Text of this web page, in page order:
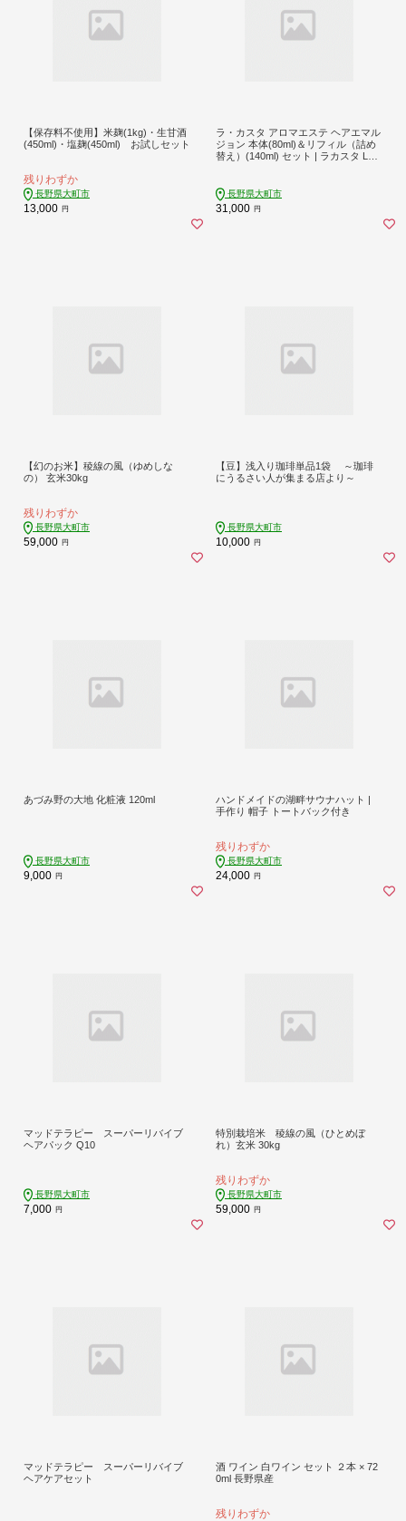
【保存料不使用】米麹(1kg)・生甘酒
(450ml)・塩麹(450ml) お試しセット
残りわずか
長野県大町市
13,000 円
ラ・カスタ アロマエステ ヘアエマル
ジョン 本体(80ml)＆リフィル（詰め
替え）(140ml) セット | ラカスタ La
長野県大町市
31,000 円
【幻のお米】稜線の風（ゆめしな
の） 玄米30kg
残りわずか
長野県大町市
59,000 円
【豆】浅入り珈琲単品1袋 ～珈琲
にうるさい人が集まる店より～
長野県大町市
10,000 円
あづみ野の大地 化粧液 120ml
長野県大町市
9,000 円
ハンドメイドの湖畔サウナハット |
手作り 帽子 トートバック付き
残りわずか
長野県大町市
24,000 円
マッドテラピー スーパーリバイブ
ヘアパック Q10
長野県大町市
7,000 円
特別栽培米 稜線の風（ひとめぼ
れ）玄米 30kg
残りわずか
長野県大町市
59,000 円
マッドテラピー スーパーリバイブ
ヘアケアセット
酒 ワイン 白ワイン セット ２本 × 72
0ml 長野県産
残りわずか